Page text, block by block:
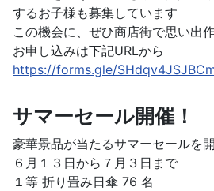
するお子様も募集しています
この機会に、ぜひ商店街で思い出
お申し込みは下記URLから
https://forms.gle/
サマーセール開催！
豪華景品が当たるサマーセールを開
６月１３日から７月３日まで
１等 折り畳み日傘 76 名